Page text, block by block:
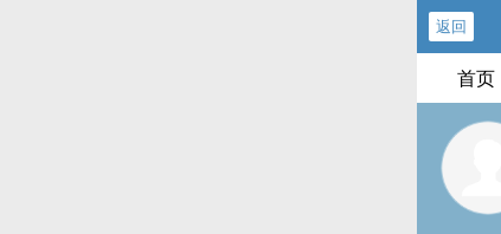
返回
首页